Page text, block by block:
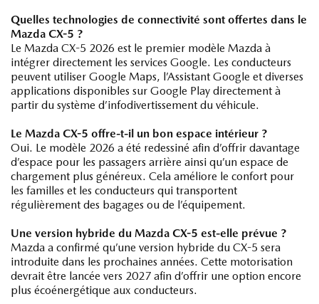
Quelles technologies de connectivité sont offertes dans le
Mazda CX-5 ?
Le Mazda CX-5 2026 est le premier modèle Mazda à
intégrer directement les services Google. Les conducteurs
peuvent utiliser Google Maps, l’Assistant Google et diverses
applications disponibles sur Google Play directement à
partir du système d’infodivertissement du véhicule.
Le Mazda CX-5 offre-t-il un bon espace intérieur ?
Oui. Le modèle 2026 a été redessiné afin d’offrir davantage
d’espace pour les passagers arrière ainsi qu’un espace de
chargement plus généreux. Cela améliore le confort pour
les familles et les conducteurs qui transportent
régulièrement des bagages ou de l’équipement.
Une version hybride du Mazda CX-5 est-elle prévue ?
Mazda a confirmé qu’une version hybride du CX-5 sera
introduite dans les prochaines années. Cette motorisation
devrait être lancée vers 2027 afin d’offrir une option encore
plus écoénergétique aux conducteurs.